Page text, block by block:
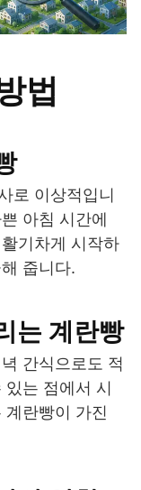
법
로 이상적입니
아침 시간에
기차게 시작하
줍니다.
는 계란빵
간식으로도 적
는 점에서 시
란빵이 가진